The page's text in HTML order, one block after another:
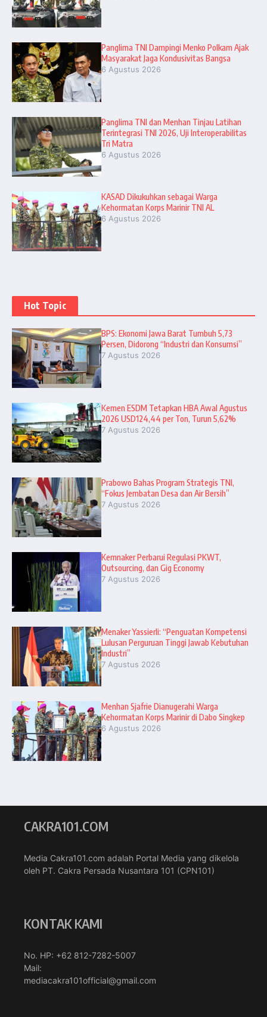
Panglima TNI Dampingi Menko Polkam Ajak
Masyarakat Jaga Kondusivitas Bangsa
6 Agustus 2026
Panglima TNI dan Menhan Tinjau Latihan
Terintegrasi TNI 2026, Uji Interoperabilitas
Tri Matra
6 Agustus 2026
KASAD Dikukuhkan sebagai Warga
Kehormatan Korps Marinir TNI AL
6 Agustus 2026
Hot Topic
BPS: Ekonomi Jawa Barat Tumbuh 5,73
Persen, Didorong “Industri dan Konsumsi”
7 Agustus 2026
Kemen ESDM Tetapkan HBA Awal Agustus
2026 USD124,44 per Ton, Turun 5,62%
7 Agustus 2026
Prabowo Bahas Program Strategis TNI,
“Fokus Jembatan Desa dan Air Bersih”
7 Agustus 2026
Kemnaker Perbarui Regulasi PKWT,
Outsourcing, dan Gig Economy
7 Agustus 2026
Menaker Yassierli: “Penguatan Kompetensi
Lulusan Perguruan Tinggi Jawab Kebutuhan
Industri”
7 Agustus 2026
Menhan Sjafrie Dianugerahi Warga
Kehormatan Korps Marinir di Dabo Singkep
6 Agustus 2026
CAKRA101.COM
Media Cakra101.com adalah Portal Media yang dikelola
oleh PT. Cakra Persada Nusantara 101 (CPN101)
KONTAK KAMI
No. HP: +62 812-7282-5007
Mail:
mediacakra101official@gmail.com